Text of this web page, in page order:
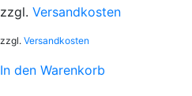
zzgl. Versandkosten
zzgl. Versandkosten
In den Warenkorb